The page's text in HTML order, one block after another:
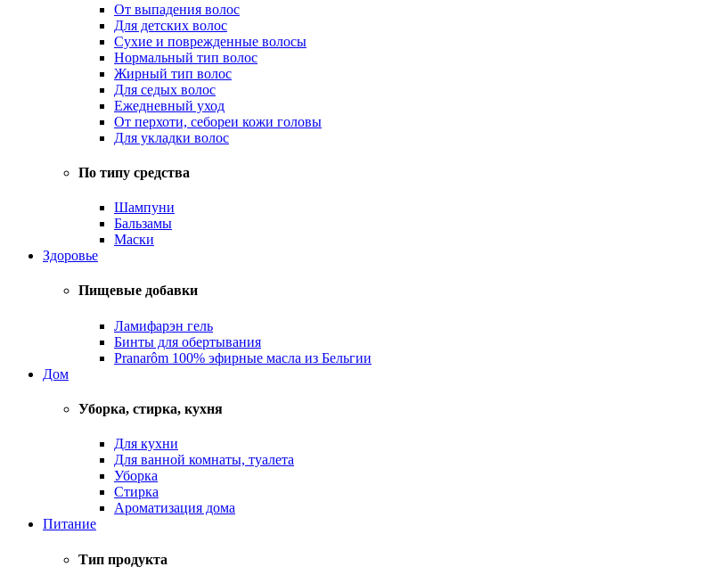
От выпадения волос
Для детских волос
Сухие и поврежденные волосы
Нормальный тип волос
Жирный тип волос
Для седых волос
Ежедневный уход
От перхоти, себореи кожи головы
Для укладки волос
По типу средства
Шампуни
Бальзамы
Маски
Здоровье
Пищевые добавки
Ламифарэн гель
Бинты для обертывания
Pranarôm 100% эфирные масла из Бельгии
Дом
Уборка, стирка, кухня
Для кухни
Для ванной комнаты, туалета
Уборка
Стирка
Ароматизация дома
Питание
Тип продукта